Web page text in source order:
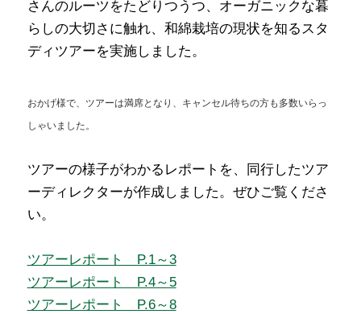
さんのルーツをたどりつうつ、オーガニックな暮
らしの大切さに触れ、和綿栽培の現状を知るスタ
ディツアーを実施しました。
おかげ様で、ツアーは満席となり、キャンセル待ちの方も多数いらっ
しゃいました。
ツアーの様子がわかるレポートを、同行したツア
ーディレクターが作成しました。ぜひご覧くださ
い。
ツアーレポート P.1～3
ツアーレポート P.4～5
ツアーレポート P.6～8